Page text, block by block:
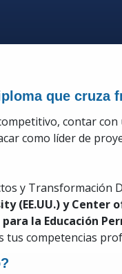
que cruza
contar
como líder de
y Transformación
(EE.UU.) y Center
la Educación
tus competencias